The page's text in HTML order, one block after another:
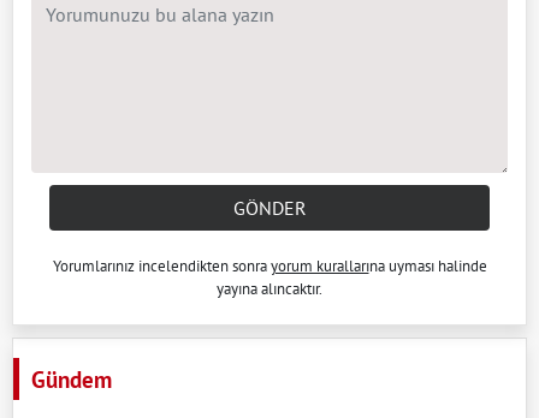
GÖNDER
Yorumlarınız incelendikten sonrayorum kurallarına uyması halinde
yayına alıncaktır.
Gündem